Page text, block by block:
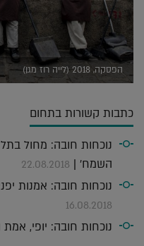
הפסקה, 2018 (לייה רוז מגן)
כתבות קשורות בתחום
נוכחות חובה: מחול
השמח' | 22.08.2018
נוכחות חובה: אמנות
16.08.2018
נוכחות חובה: יופי,